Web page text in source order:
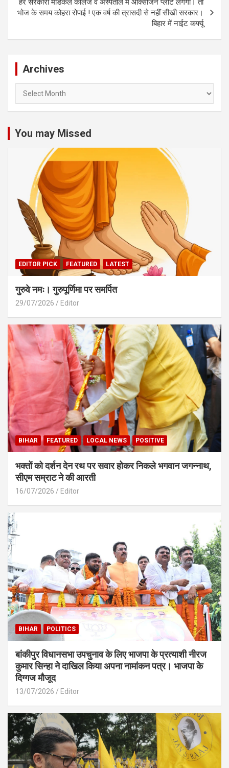
हर सरकारी मेडिकल कॉलेज व अस्पताल में ऑक्सीजन प्लांट लगेगा। तो
भोज के समय कोहरा रोपाई ! एक वर्ष की त्रासदी से नहीं सीखी सरकार।
बिहार में नाईट कर्फ्यू
Archives
You may Missed
EDITOR PICK FEATURED LATEST
गुरुवे नमः। गुरुपूर्णिमा पर समर्पित
29/07/2026 Editor
BIHAR FEATURED LOCAL NEWS POSITIVE
भक्तों को दर्शन देन रथ पर सवार होकर निकले भगवान जगन्नाथ,
सीएम सम्राट ने की आरती
16/07/2026 Editor
BIHAR POLITICS
बांकीपुर विधानसभा उपचुनाव के लिए भाजपा के प्रत्याशी नीरज
कुमार सिन्हा ने दाखिल किया अपना नामांकन पत्र। भाजपा के
दिग्गज मौजूद
13/07/2026 Editor